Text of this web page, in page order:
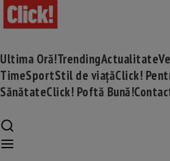
Ultima Oră!TrendingActualitate
TimeSportStil de viațăClick!
SănătateClick! Poftă Bună!